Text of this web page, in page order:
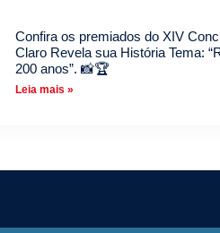
Confira os premiados do XIV
Claro Revela sua História Tema:
200 anos”. 📸🏆
Leia mais »